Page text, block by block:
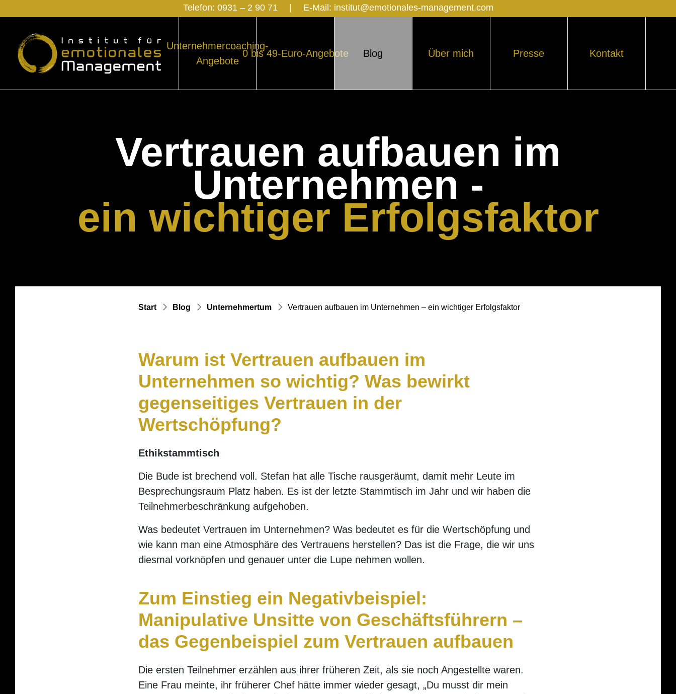
Telefon: 0931 – 2 90 71 E-Mail: institut@emotionales-management.com
Unternehmercoaching-
Angebote
0 bis 49-Euro-Angebote Blog Über mich Presse Kontakt
Vertrauen aufbauen im
Unternehmen -
ein wichtiger Erfolgsfaktor
Start Blog Unternehmertum Vertrauen aufbauen im Unternehmen – ein wichtiger Erfolgsfaktor
Warum ist Vertrauen aufbauen im
Unternehmen so wichtig? Was bewirkt
gegenseitiges Vertrauen in der
Wertschöpfung?
Ethikstammtisch
Die Bude ist brechend voll. Stefan hat alle Tische rausgeräumt, damit mehr Leute im
Besprechungsraum Platz haben. Es ist der letzte Stammtisch im Jahr und wir haben die
Teilnehmerbeschränkung aufgehoben.
Was bedeutet Vertrauen im Unternehmen? Was bedeutet es für die Wertschöpfung und
wie kann man eine Atmosphäre des Vertrauens herstellen? Das ist die Frage, die wir uns
diesmal vorknöpfen und genauer unter die Lupe nehmen wollen.
Zum Einstieg ein Negativbeispiel:
Manipulative Unsitte von Geschäftsführern –
das Gegenbeispiel zum Vertrauen aufbauen
Die ersten Teilnehmer erzählen aus ihrer früheren Zeit, als sie noch Angestellte waren.
Eine Frau meinte, ihr früherer Chef hätte immer wieder gesagt, „Du musst dir mein